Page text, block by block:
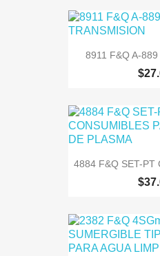
8911 F&Q A-889
4884 F&Q SET-PT